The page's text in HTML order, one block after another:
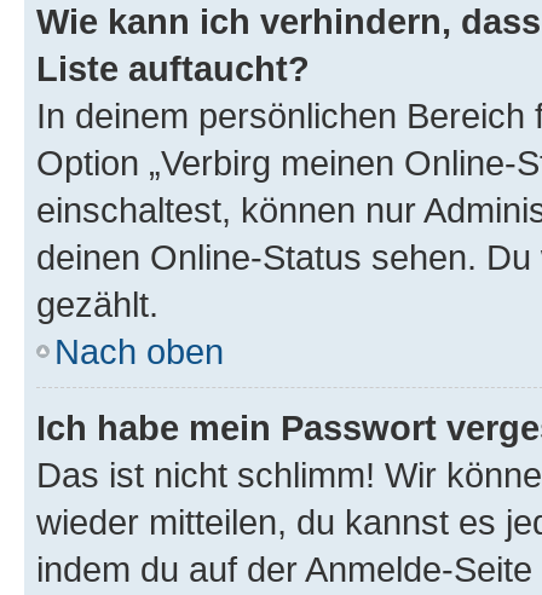
Wie kann ich verhindern,
Liste auftaucht?
In deinem persönlichen
Option „Verbirg meinen Online-
einschaltest, können nur
deinen Online-Status sehen.
gezählt.
Nach oben
Ich habe mein Passwort
Das ist nicht schlimm! Wir
wieder mitteilen, du kannst es
indem du auf der Anmelde-